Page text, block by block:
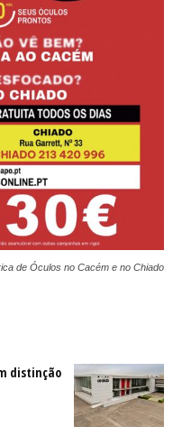
de Óculos no Cacém e no Chiado
distinção